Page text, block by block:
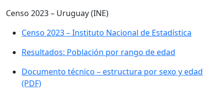
Censo 2023 – Uruguay (INE)
Censo 2023 – Instituto Nacional de Estadística
Resultados: Población por rango de edad
Documento técnico – estructura por sexo y edad
(PDF)